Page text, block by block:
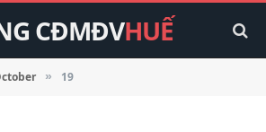
CĐMĐVHUẾ
» 19